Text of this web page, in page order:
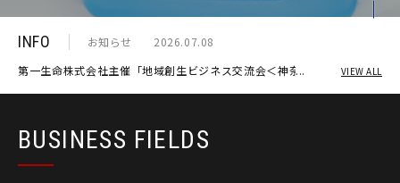
INFO お知らせ
2026.07.08
第一生命株式会社主催「地域創生ビジネス交流会＜神奈
VIEW ALL
BUSINESS FIELDS